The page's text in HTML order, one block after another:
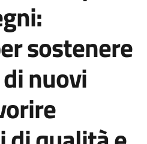
sostenere
nuovi